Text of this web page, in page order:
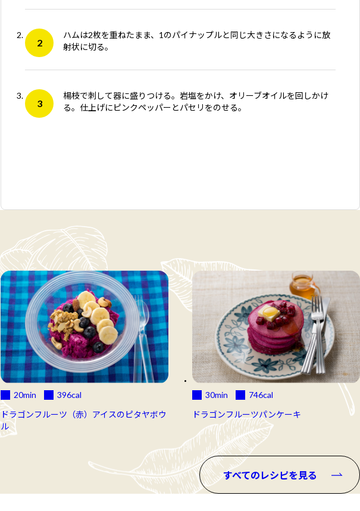
ハムは2枚を重ねたまま、1のパイナップルと同じ大きさになるように放
射状に切る。
楊枝で刺して器に盛りつける。岩塩をかけ、オリーブオイルを回しかけ
る。仕上げにピンクペッパーとパセリをのせる。
20min 396cal
ドラゴンフルーツ（赤）アイスのピタヤボウ
ル
30min 746cal
ドラゴンフルーツパンケーキ
すべてのレシピを見る